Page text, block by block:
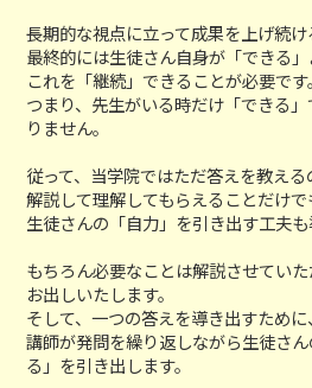
長期的な視点に立って成果を上げ続け
最終的には生徒さん自身が「できる
これを「継続」できることが必要です。
つまり、先生がいる時だけ「できる
りません。
従って、当学院ではただ答えを教える
解説して理解してもらえることだけで
生徒さんの「自力」を引き出す工夫も
もちろん必要なことは解説させてい
お出しいたします。
そして、一つの答えを導き出すために、
講師が発問を繰り返しながら生徒さ
る」を引き出します。